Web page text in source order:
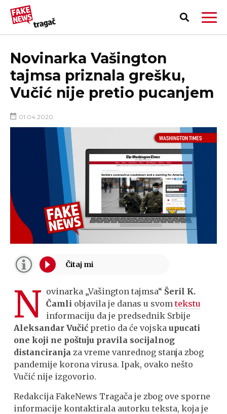
PRIJAVI LAŽNU VEST!
Novinarka Vašington
tajmsa priznala grešku,
Vučić nije pretio pucanjem
01.04.2020.
N ovinarka „Vašington tajmsa“ Šeril K.
Čamli objavila je danas u svomtekstu
informaciju da je predsednik Srbije
Aleksandar Vučić pretio da će vojskaupucati
one koji ne poštuju pravila socijalnog
distanciranja za vreme vanrednog stanja zbog
pandemije korona virusa. Ipak, ovako nešto
Vučić nije izgovorio.
Redakcija FakeNews Tragača je zbog ove sporne
informacije kontaktirala autorku teksta, koja je